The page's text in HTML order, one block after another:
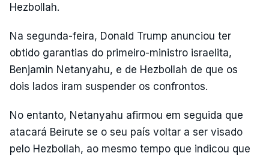
Hezbollah.
Na segunda-feira, Donald Trump anunciou ter
obtido garantias do primeiro-ministro israelita,
Benjamin Netanyahu, e de Hezbollah de que os
dois lados iram suspender os confrontos.
No entanto, Netanyahu afirmou em seguida que
atacará Beirute se o seu país voltar a ser visado
pelo Hezbollah, ao mesmo tempo que indicou que